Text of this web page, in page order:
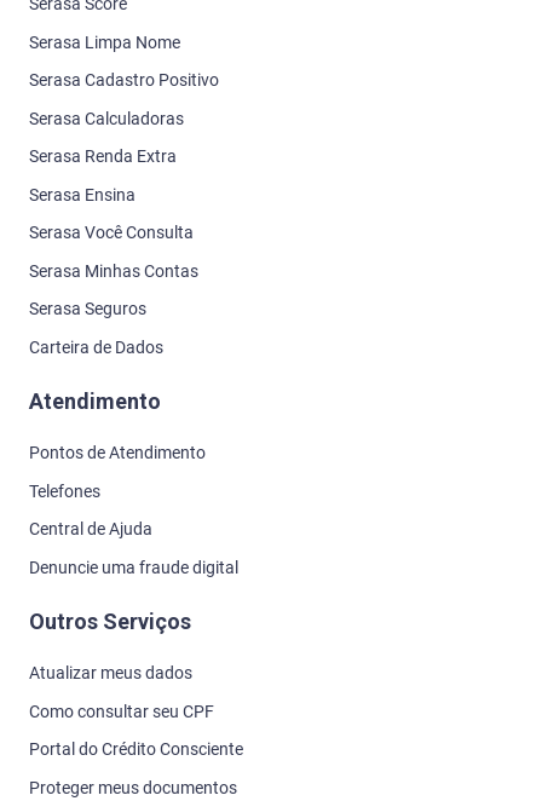
Serasa Limpa Nome
Serasa Cadastro Positivo
Serasa Calculadoras
Serasa Renda Extra
Serasa Ensina
Serasa Você Consulta
Serasa Minhas Contas
Serasa Seguros
Carteira de Dados
Atendimento
Pontos de Atendimento
Telefones
Central de Ajuda
Denuncie uma fraude digital
Outros Serviços
Atualizar meus dados
Como consultar seu CPF
Portal do Crédito Consciente
Proteger meus documentos